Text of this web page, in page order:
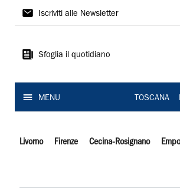
Il
Iscriviti alle Newsletter
Sfoglia il quotidiano
MENU TOSCANA
Livorno Firenze Cecina-Rosignano